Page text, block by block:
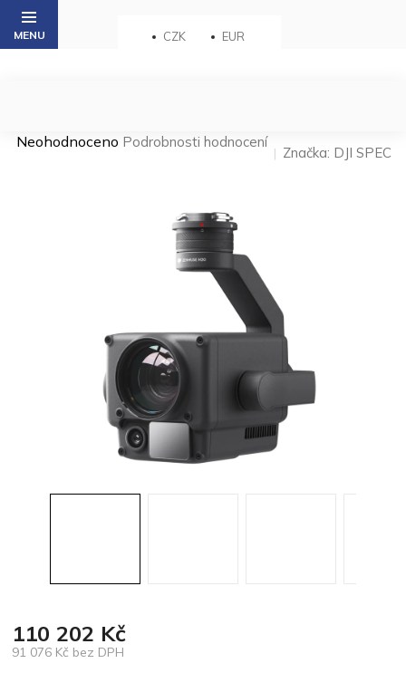
Přejít
obsah
CZK EUR
Průměrné
Neohodnoceno Podrobnosti hodnocení
Značka: DJI SPEC
110 202 Kč
91 076 Kč bez DPH